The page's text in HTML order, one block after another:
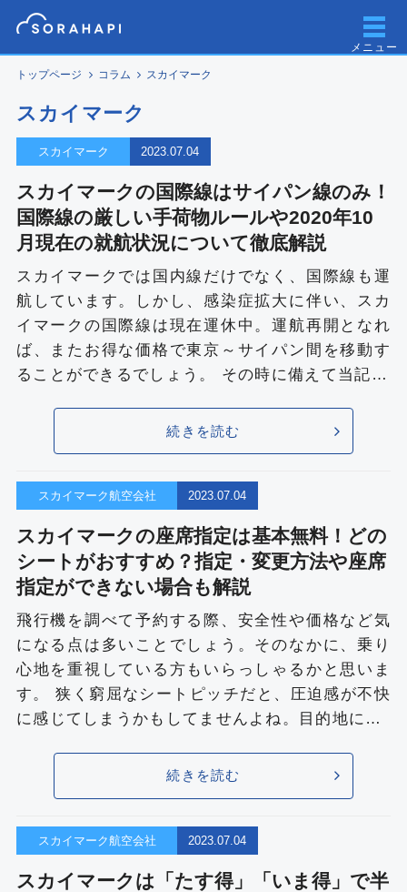
メニュー
トップページ コラム スカイマーク
スカイマーク
スカイマーク 2023.07.04
スカイマークの国際線はサイパン線のみ！
国際線の厳しい手荷物ルールや2020年10
月現在の就航状況について徹底解説
スカイマークでは国内線だけでなく、国際線も運
航しています。しかし、感染症拡大に伴い、スカ
イマークの国際線は現在運休中。運航再開となれ
ば、またお得な価格で東京～サイパン間を移動す
ることができるでしょう。 その時に備えて当記…
続きを読む
スカイマーク航空会社 2023.07.04
スカイマークの座席指定は基本無料！どの
シートがおすすめ？指定・変更方法や座席
指定ができない場合も解説
飛行機を調べて予約する際、安全性や価格など気
になる点は多いことでしょう。そのなかに、乗り
心地を重視している方もいらっしゃるかと思いま
す。 狭く窮屈なシートピッチだと、圧迫感が不快
に感じてしまうかもしてませんよね。目的地に…
続きを読む
スカイマーク航空会社 2023.07.04
スカイマークは「たす得」「いま得」で半